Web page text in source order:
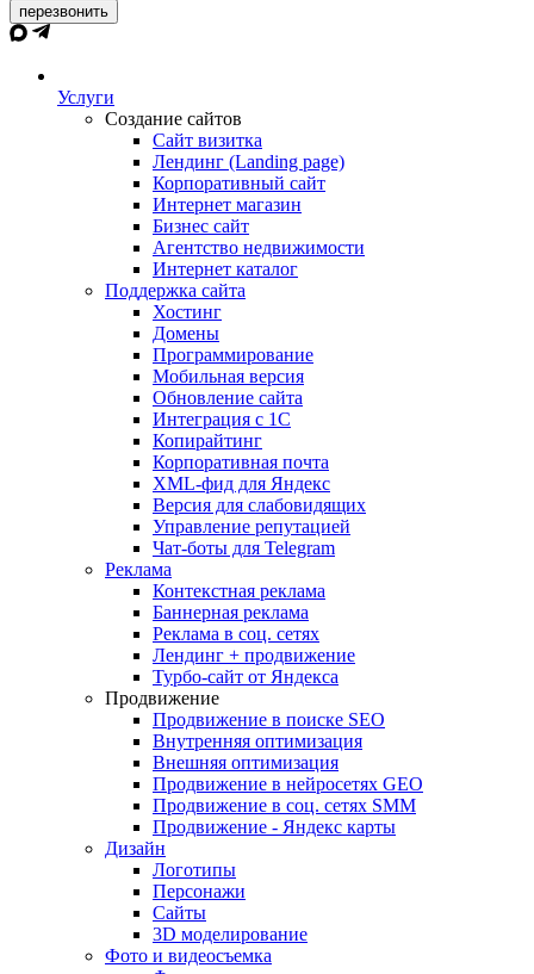
перезвонить
Услуги
Создание сайтов
Сайт визитка
Лендинг (Landing page)
Корпоративный сайт
Интернет магазин
Бизнес сайт
Агентство недвижимости
Интернет каталог
Поддержка сайта
Хостинг
Домены
Программирование
Мобильная версия
Обновление сайта
Интеграция с 1С
Копирайтинг
Корпоративная почта
XML-фид для Яндекс
Версия для слабовидящих
Управление репутацией
Чат-боты для Telegram
Реклама
Контекстная реклама
Баннерная реклама
Реклама в соц. сетях
Лендинг + продвижение
Турбо-сайт от Яндекса
Продвижение
Продвижение в поиске SEO
Внутренняя оптимизация
Внешняя оптимизация
Продвижение в нейросетях GEO
Продвижение в соц. сетях SMM
Продвижение - Яндекс карты
Дизайн
Логотипы
Персонажи
Сайты
3D моделирование
Фото и видеосъемка